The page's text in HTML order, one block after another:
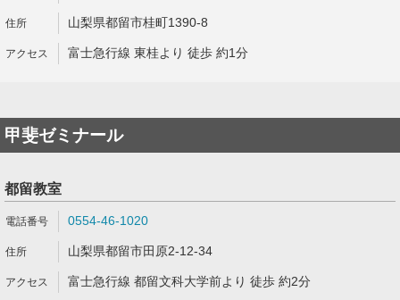
山梨県都留市桂町1390-8
富士急行線 東桂より 徒歩 約1分
甲斐ゼミナール
都留教室
0554-46-1020
山梨県都留市田原2-12-34
富士急行線 都留文科大学前より 徒歩 約2分